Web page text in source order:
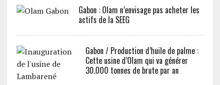
Gabon : Olam n’envisage pas acheter les
actifs de la SEEG
Gabon / Production d’huile de palme :
Cette usine d’Olam qui va générer
30.000 tonnes de brute par an